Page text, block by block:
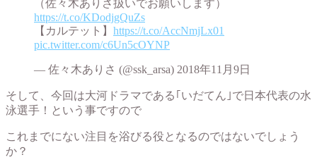
（佐々木ありさ扱いでお願いします）
https://t.co/KDodjgQuZs
【カルテット】 https://t.co/AccNmjLx01
pic.twitter.com/c6Un5cOYNP
— 佐々木ありさ (@ssk_arsa) 2018年11月9日
そして、今回は大河ドラマである｢いだてん｣で日本代表の水
泳選手！という事ですので
これまでにない注目を浴びる役となるのではないでしょう
か？